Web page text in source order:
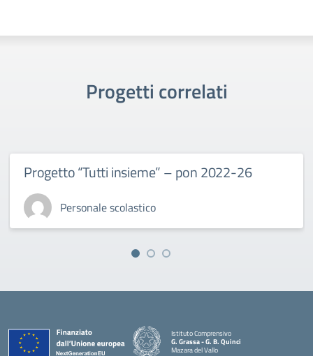
Progetti correlati
Progetto “Tutti insieme” – pon 2022-26
Personale scolastico
Istituto Comprensivo
G. Grassa - G. B. Quinci
Mazara del Vallo